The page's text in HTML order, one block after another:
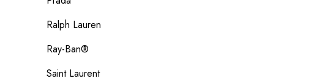
Ralph Lauren
Ray-Ban®
Saint Laurent